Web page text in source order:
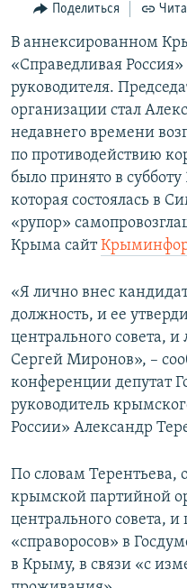
поискуИНФОГРАФИКА
ТЕЛЕПРОЕКТ КРЫМ.РЕАЛИИ
СОВЕТЫ ПРАВОЗАЩИТНИКОВ
ПРОПАВШИЕ БЕЗ ВЕСТИ
ПОБЕДИТЕЛЕЙ НЕ СУДЯТ?
КРЫМ.НЕПОКОРЕННЫЙ
ELIFBE
УКРАИНСКАЯ ПРОБЛЕМА
КАК ОБОЙТИ
Українською
Qırımtatar
ПРИСОЕДИНЯЙТЕСЬ!
Поделиться
В аннексированном
«Справедливая
руководителя.
организации стал
недавнего времени
по противодействию
было принято в
которая состоялась в
«рупор»
Крыма сайт
«Я лично внес
должность, и ее
центрального совета,
Сергей Миронов», –
конференции депутат
руководитель
России» Александр
По словам Терентьева,
крымской партийной
центрального совета,
«справоросов» в
в Крыму, в связи «с